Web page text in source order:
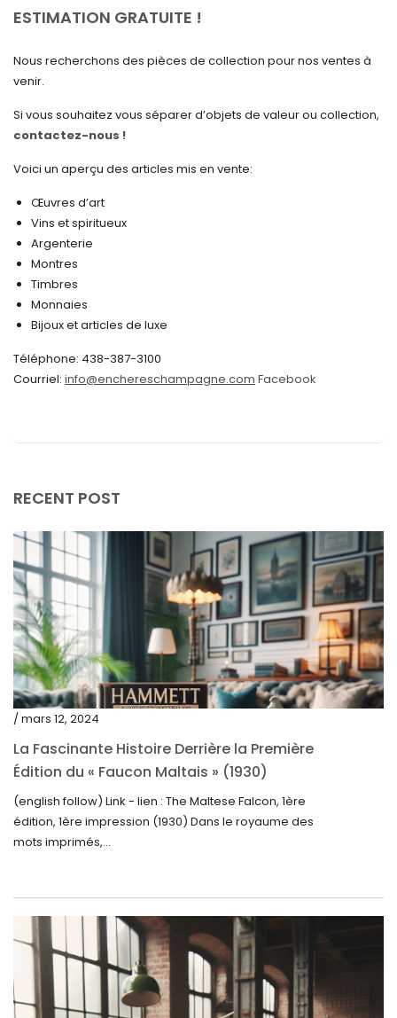
avril 2025
décembre 2024
novembre 2024
octobre 2024
septembre 2024
août 2024
mai 2024
avril 2024
octobre 2023
septembre 2023
août 2023
juillet 2023
juin 2023
mai 2023
avril 2023
mars 2023
février 2023
janvier 2023
novembre 2022
octobre 2022
septembre 2022
août 2022
ESTIMATION GRATUITE !
Nous recherchons des pièces de collection pour nos ventes à
venir.
Si vous souhaitez vous séparer d’objets de valeur ou collection,
contactez-nous !
Voici un aperçu des articles mis en vente:
Œuvres d’art
Vins et spiritueux
Argenterie
Montres
Timbres
Monnaies
Bijoux et articles de luxe
Téléphone: 438-387-3100
Courriel: info@enchereschampagne.com Facebook
RECENT POST
/ mars 12, 2024
La Fascinante Histoire Derrière la Première
Édition du « Faucon Maltais » (1930)
(english follow) Link - lien : The Maltese Falcon, 1ère
édition, 1ère impression (1930) Dans le royaume des
mots imprimés,...